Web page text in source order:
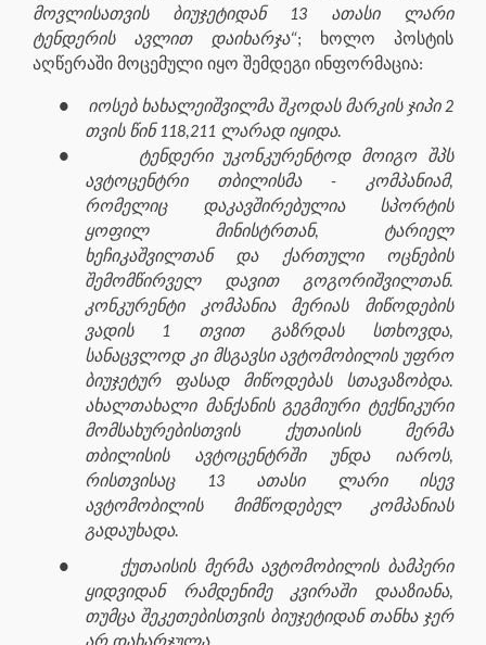
მოვლისათვის ბიუჯეტიდან 13 ათასი ლარი
ტენდერის ავლით დაიხარჯა“; ხოლო პოსტის
აღწერაში მოცემული იყო შემდეგი ინფორმაცია:
●
იოსებ ხახალეიშვილმა შკოდას მარკის ჯიპი 2
თვის წინ 118,211 ლარად იყიდა.
●
ტენდერი უკონკურენტოდ მოიგო შპს
ავტოცენტრი თბილისმა - კომპანიამ,
რომელიც დაკავშირებულია სპორტის
ყოფილ მინისტრთან, ტარიელ
ხეჩიკაშვილთან და ქართული ოცნების
შემომწირველ დავით გოგორიშვილთან.
კონკურენტი კომპანია მერიას მიწოდების
ვადის 1 თვით გაზრდას სთხოვდა,
სანაცვლოდ კი მსგავსი ავტომობილის უფრო
ბიუჯეტურ ფასად მიწოდებას სთავაზობდა.
ახალთახალი მანქანის გეგმიური ტექნიკური
მომსახურებისთვის ქუთაისის მერმა
თბილისის ავტოცენტრში უნდა იაროს,
რისთვისაც 13 ათასი ლარი ისევ
ავტომობილის მიმწოდებელ კომპანიას
გადაუხადა.
●
ქუთაისის მერმა ავტომობილის ბამპერი
ყიდვიდან რამდენიმე კვირაში დააზიანა,
თუმცა შეკეთებისთვის ბიუჯეტიდან თანხა ჯერ